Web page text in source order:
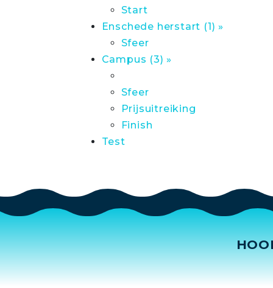
Start
Enschede herstart (1) »
Sfeer
Campus (3) »
Sfeer
Prijsuitreiking
Finish
Test